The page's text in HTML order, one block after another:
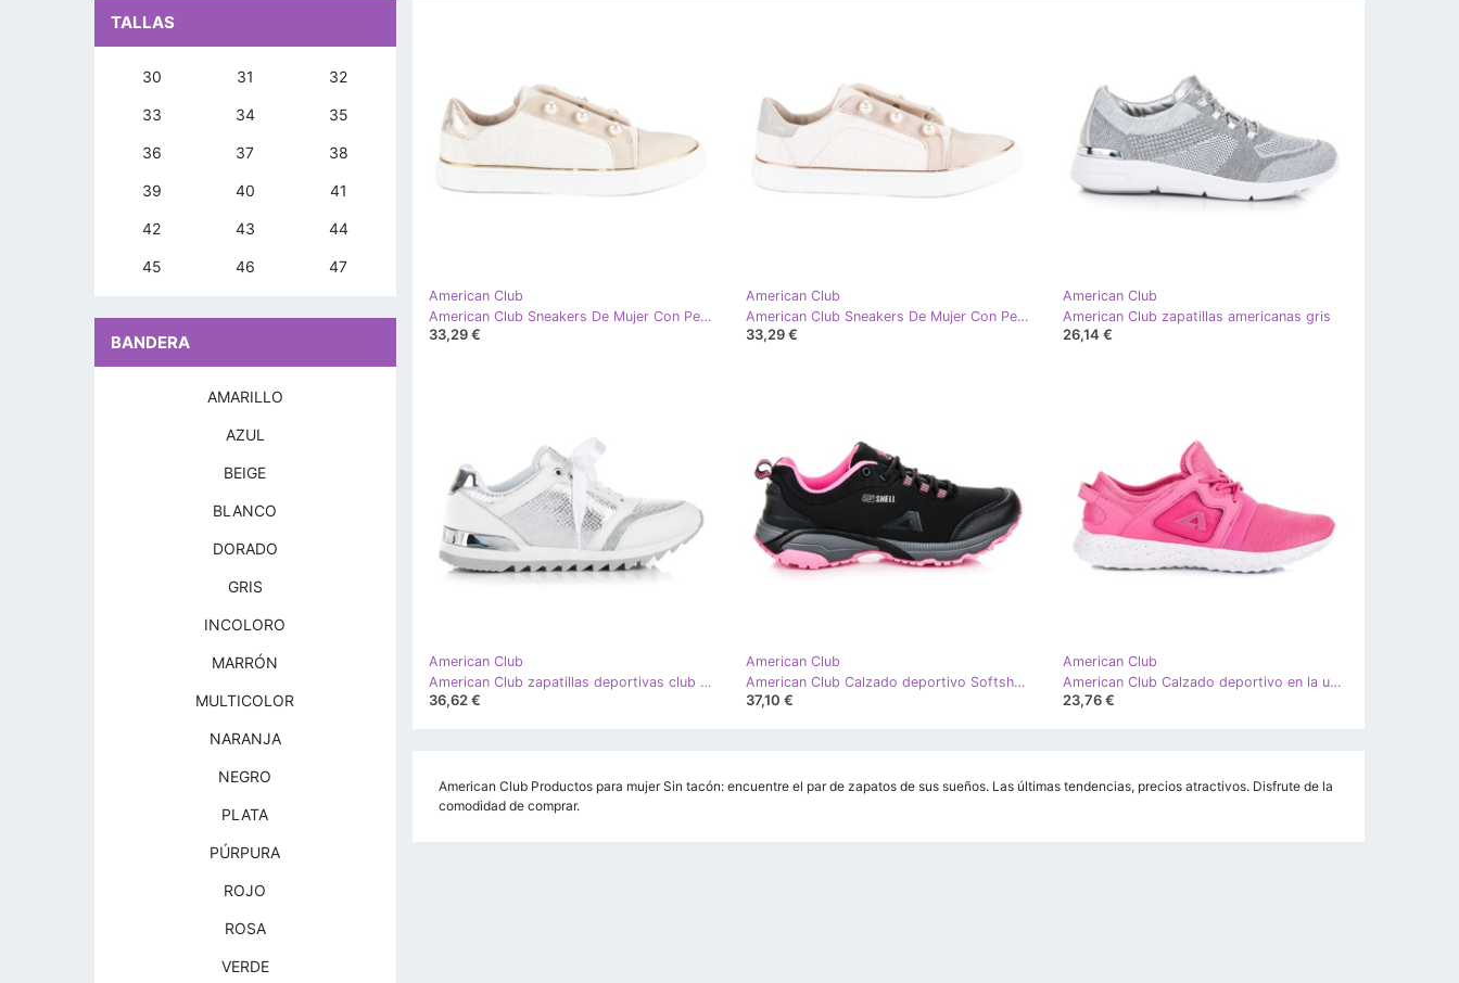
American Club
American Club Sneakers De Mujer Con Perlas beige
33,29 €
American Club
American Club Sneakers De Mujer Con Perlas marrón
33,29 €
American Club
American Club zapatillas americanas gris
26,14 €
American Club
American Club zapatillas deportivas club americano blanco gris
36,62 €
American Club
American Club Calzado deportivo Softshell negro
37,10 €
American Club
American Club Calzado deportivo en la unión rosa
23,76 €
American Club Productos para mujer Sin tacón: encuentre el par de zapatos de sus sueños. Las últimas tendencias, precios atractivos. Disfrute de la
comodidad de comprar.
TALLAS
30 31 32
33 34 35
36 37 38
39 40 41
42 43 44
45 46 47
BANDERA
AMARILLO
AZUL
BEIGE
BLANCO
DORADO
GRIS
INCOLORO
MARRÓN
MULTICOLOR
NARANJA
NEGRO
PLATA
PÚRPURA
ROJO
ROSA
VERDE